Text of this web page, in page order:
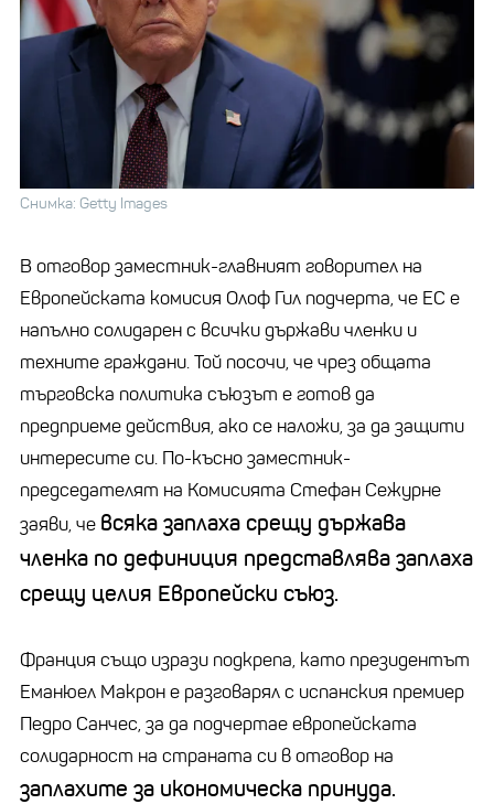
Снимка: Getty Images
В отговор заместник-главният говорител на
Европейската комисия Олоф Гил подчерта, че ЕС е
напълно солидарен с всички държави членки и
техните граждани. Той посочи, че чрез общата
търговска политика съюзът е готов да
предприеме действия, ако се наложи, за да защити
интересите си. По-късно заместник-
председателят на Комисията Стефан Сежурне
заяви, че всяка заплаха срещу държава
членка по дефиниция представлява заплаха
срещу целия Европейски съюз.
Франция също изрази подкрепа, като президентът
Еманюел Макрон е разговарял с испанския премиер
Педро Санчес, за да подчертае европейската
солидарност на страната си в отговор на
заплахите за икономическа принуда.